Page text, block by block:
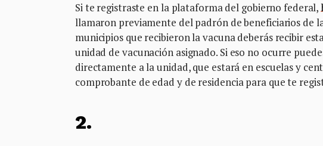
Si te registraste en la plataforma del gobierno federal,
llamaron previamente del padrón de beneficiarios de
municipios que recibieron la vacuna deberás recibir
unidad de vacunación asignado. Si eso no ocurre
directamente a la unidad, que estará en escuelas y
comprobante de edad y de residencia para que te
2.